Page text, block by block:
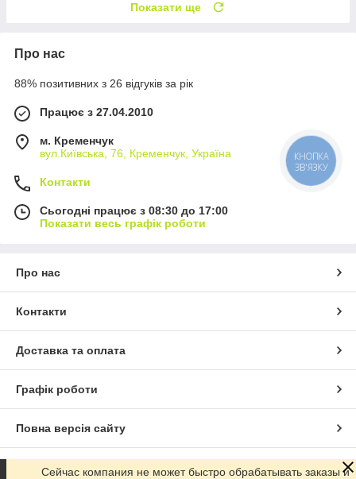
Показати ще
Про нас
88% позитивних з 26 відгуків за рік
Працює з 27.04.2010
м. Кременчук
вул.Київська, 76, Кременчук, Україна
Контакти
Сьогодні працює з 08:30 до 17:00
Показати весь графік роботи
Про нас
Контакти
Доставка та оплата
Графік роботи
Повна версія сайту
Сайт створено на маркетплейсі Prom.ua
Сейчас компания не может быстро обрабатывать заказы и
КНОПКА
ЗВ'ЯЗКУ